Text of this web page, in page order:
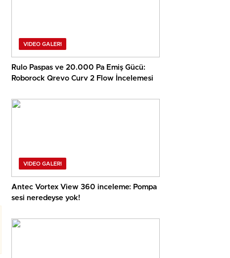
VIDEO GALERI
Rulo Paspas ve 20.000 Pa Emiş Gücü:
Roborock Qrevo Curv 2 Flow İncelemesi
VIDEO GALERI
Antec Vortex View 360 inceleme: Pompa
sesi neredeyse yok!